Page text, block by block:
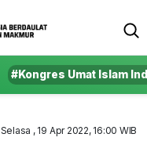
#Kongres Umat Islam
Selasa , 19 Apr 2022, 16:00 WIB